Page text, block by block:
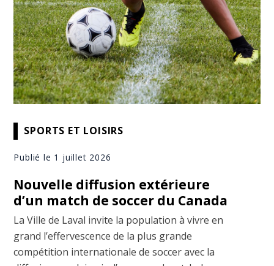
SPORTS ET LOISIRS
Publié le 1 juillet 2026
Nouvelle diffusion extérieure
d’un match de soccer du Canada
La Ville de Laval invite la population à vivre en
grand l’effervescence de la plus grande
compétition internationale de soccer avec la